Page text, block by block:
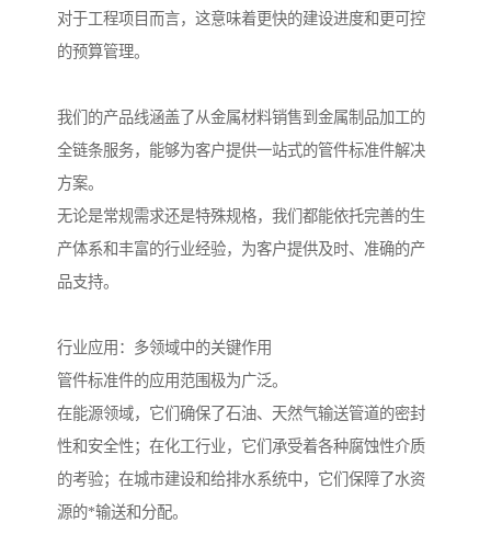
对于工程项目而言，这意味着更快的建设进度和更可控
的预算管理。
我们的产品线涵盖了从金属材料销售到金属制品加工的
全链条服务，能够为客户提供一站式的管件标准件解决
方案。
无论是常规需求还是特殊规格，我们都能依托完善的生
产体系和丰富的行业经验，为客户提供及时、准确的产
品支持。
行业应用：多领域中的关键作用
管件标准件的应用范围极为广泛。
在能源领域，它们确保了石油、天然气输送管道的密封
性和安全性；在化工行业，它们承受着各种腐蚀性介质
的考验；在城市建设和给排水系统中，它们保障了水资
源的*输送和分配。